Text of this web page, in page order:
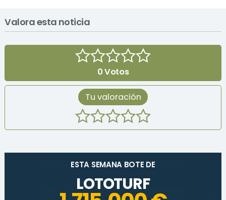
Valora esta noticia
0Votos
Tu valoración
ESTA SEMANA BOTE DE
LOTOTURF